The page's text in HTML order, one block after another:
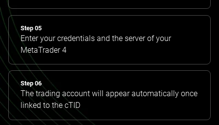
Step 05
Enter your credentials and the server of your
MetaTrader 4
Step 06
The trading account will appear automatically once
linked to the cTID